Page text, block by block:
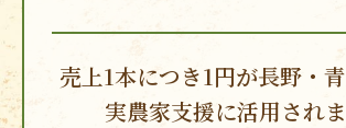
売上1本につき1円が長野・
実農家支援に活用されま